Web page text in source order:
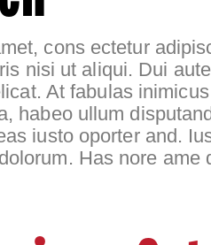
cons ectetur
nisi ut aliqui. Dui
At fabulas
habeo ullum
iusto oporter and.
Has nore